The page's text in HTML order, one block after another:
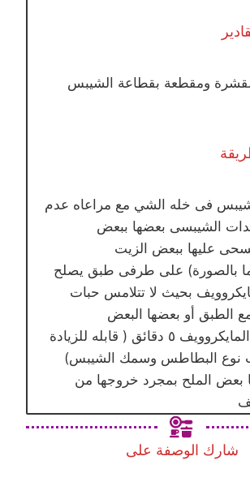
ومقطعة بقطاعة الشيبس
فى خله الشي مع مراعاه عدم
الشيبسى بعضها ببعض
عليها ببعض الزيت
بالصورة) على طرفى طبق يصلح
بحيث لا تتلامس حبات
الطبق أو بعضها البعض
ضعيها فى المايكروويف ٥ دقائق ( قابله للزيادة
البطاطس وسمك الشيبس)
بعض الملح بمجرد خروجها من
شارك الوصفة على